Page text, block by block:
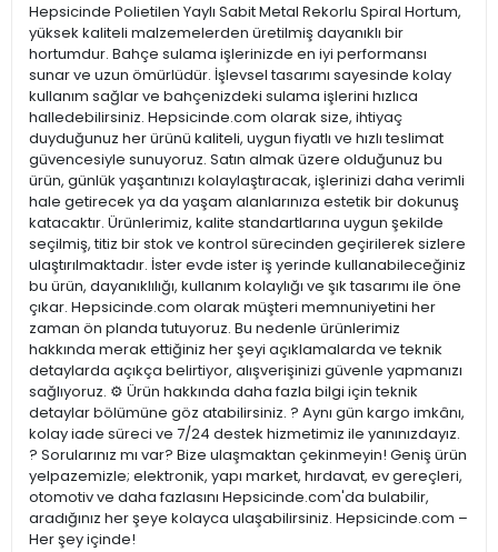
Hepsicinde Polietilen Yaylı Sabit Metal Rekorlu Spiral Hortum,
yüksek kaliteli malzemelerden üretilmiş dayanıklı bir
hortumdur. Bahçe sulama işlerinizde en iyi performansı
sunar ve uzun ömürlüdür. İşlevsel tasarımı sayesinde kolay
kullanım sağlar ve bahçenizdeki sulama işlerini hızlıca
halledebilirsiniz. Hepsicinde.com olarak size, ihtiyaç
duyduğunuz her ürünü kaliteli, uygun fiyatlı ve hızlı teslimat
güvencesiyle sunuyoruz. Satın almak üzere olduğunuz bu
ürün, günlük yaşantınızı kolaylaştıracak, işlerinizi daha verimli
hale getirecek ya da yaşam alanlarınıza estetik bir dokunuş
katacaktır. Ürünlerimiz, kalite standartlarına uygun şekilde
seçilmiş, titiz bir stok ve kontrol sürecinden geçirilerek sizlere
ulaştırılmaktadır. İster evde ister iş yerinde kullanabileceğiniz
bu ürün, dayanıklılığı, kullanım kolaylığı ve şık tasarımı ile öne
çıkar. Hepsicinde.com olarak müşteri memnuniyetini her
zaman ön planda tutuyoruz. Bu nedenle ürünlerimiz
hakkında merak ettiğiniz her şeyi açıklamalarda ve teknik
detaylarda açıkça belirtiyor, alışverişinizi güvenle yapmanızı
sağlıyoruz. ⚙️ Ürün hakkında daha fazla bilgi için teknik
detaylar bölümüne göz atabilirsiniz. ? Aynı gün kargo imkânı,
kolay iade süreci ve 7/24 destek hizmetimiz ile yanınızdayız.
? Sorularınız mı var? Bize ulaşmaktan çekinmeyin! Geniş ürün
yelpazemizle; elektronik, yapı market, hırdavat, ev gereçleri,
otomotiv ve daha fazlasını Hepsicinde.com'da bulabilir,
aradığınız her şeye kolayca ulaşabilirsiniz. Hepsicinde.com –
Her şey içinde!